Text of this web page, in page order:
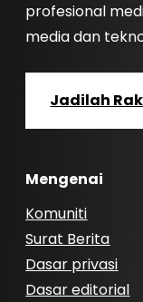
profesional
media dan
Jadilah
Mengenai
Komuniti
Surat Berita
Dasar privasi
Dasar editorial